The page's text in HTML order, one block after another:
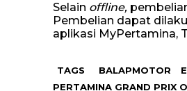
Selain offline,
Pembelian dapat
aplikasi MyPertamina,
TAGS BALAPMOTOR
PERTAMINA GRAND PRIX